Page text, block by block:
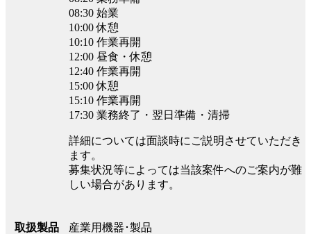
08:30 始業
10:00 休憩
10:10 作業再開
12:00 昼食・休憩
12:40 作業再開
15:00 休憩
15:10 作業再開
17:30 業務終了・翌日準備・清掃
詳細については面談時にご説明させていただき
ます。
募集状況等によっては当該案件へのご案内が難
しい場合があります。
取扱製品 産業用機器･製品